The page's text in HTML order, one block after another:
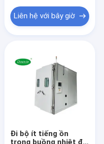
Liên hệ với bây giờ
Đi bộ ít tiếng ồn
trong buồng nhiệt độ